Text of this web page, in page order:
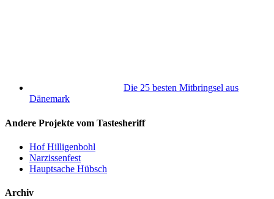
Die 25 besten Mitbringsel aus
Dänemark
Andere Projekte vom Tastesheriff
Hof Hilligenbohl
Narzissenfest
Hauptsache Hübsch
Archiv